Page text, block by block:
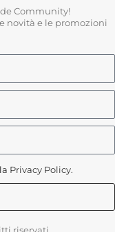
Community!
novità e le promozioni
Privacy Policy.